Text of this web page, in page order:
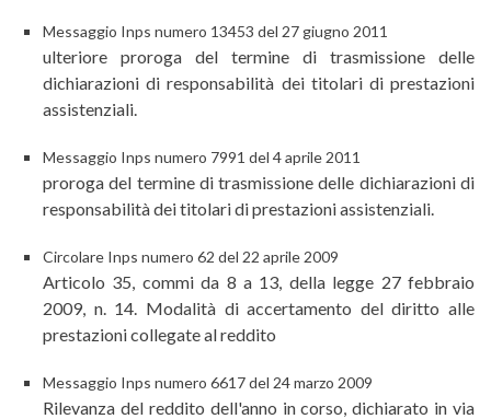
Messaggio Inps numero 13453 del 27 giugno 2011
ulteriore proroga del termine di trasmissione delle
dichiarazioni di responsabilità dei titolari di prestazioni
assistenziali.
Messaggio Inps numero 7991 del 4 aprile 2011
proroga del termine di trasmissione delle dichiarazioni di
responsabilità dei titolari di prestazioni assistenziali.
Circolare Inps numero 62 del 22 aprile 2009
Articolo 35, commi da 8 a 13, della legge 27 febbraio
2009, n. 14. Modalità di accertamento del diritto alle
prestazioni collegate al reddito
Messaggio Inps numero 6617 del 24 marzo 2009
Rilevanza del reddito dell'anno in corso, dichiarato in via